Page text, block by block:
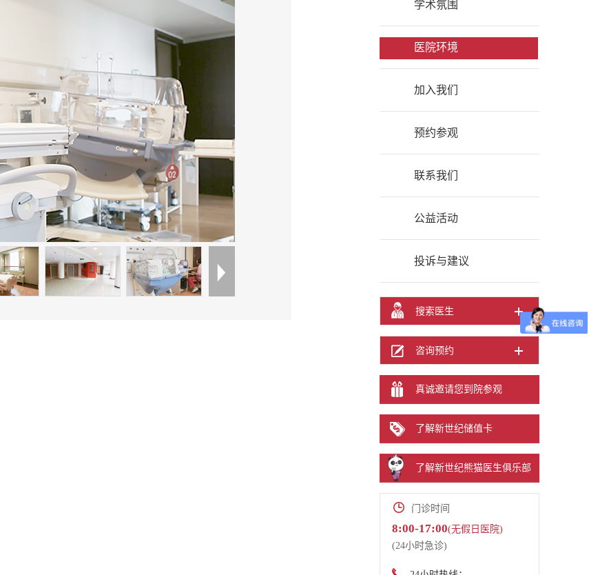
学术氛围
医院环境
加入我们
预约参观
联系我们
公益活动
投诉与建议
搜索医生
咨询预约
真诚邀请您到院参观
了解新世纪储值卡
了解新世纪熊猫医生俱乐部
门诊时间
8:00-17:00(无假日医院)
(24小时急诊)